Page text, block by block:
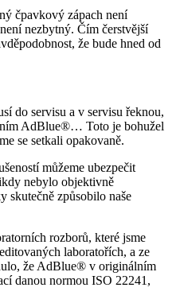
čpavkový zápach není
nezbytný. Čím čerstvější
že bude hned od
do servisu a v servisu řeknou,
AdBlue®… Toto je bohužel
se setkali opakovaně.
můžeme ubezpečit
nebylo objektivně
skutečně způsobilo naše
rozborů, které jsme
laboratořích, a ze
že AdBlue® v originálním
danou normou ISO 22241,